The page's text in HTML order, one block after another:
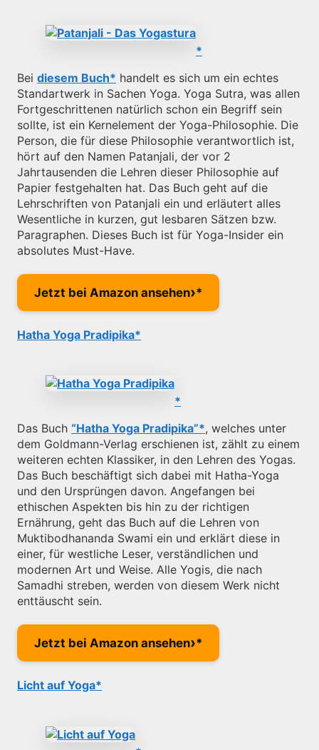
Bei diesem Buch
handelt es sich um ein echtes
Standartwerk in Sachen Yoga. Yoga Sutra, was allen
Fortgeschrittenen natürlich schon ein Begriff sein
sollte, ist ein Kernelement der Yoga-Philosophie. Die
Person, die für diese Philosophie verantwortlich ist,
hört auf den Namen Patanjali, der vor 2
Jahrtausenden die Lehren dieser Philosophie auf
Papier festgehalten hat. Das Buch geht auf die
Lehrschriften von Patanjali ein und erläutert alles
Wesentliche in kurzen, gut lesbaren Sätzen bzw.
Paragraphen. Dieses Buch ist für Yoga-Insider ein
absolutes Must-Have.
Jetzt bei Amazon ansehen›
Hatha Yoga Pradipika
Das Buch “Hatha Yoga Pradipika” , welches unter
dem Goldmann-Verlag erschienen ist, zählt zu einem
weiteren echten Klassiker, in den Lehren des Yogas.
Das Buch beschäftigt sich dabei mit Hatha-Yoga
und den Ursprüngen davon. Angefangen bei
ethischen Aspekten bis hin zu der richtigen
Ernährung, geht das Buch auf die Lehren von
Muktibodhananda Swami ein und erklärt diese in
einer, für westliche Leser, verständlichen und
modernen Art und Weise. Alle Yogis, die nach
Samadhi streben, werden von diesem Werk nicht
enttäuscht sein.
Jetzt bei Amazon ansehen›
Licht auf Yoga